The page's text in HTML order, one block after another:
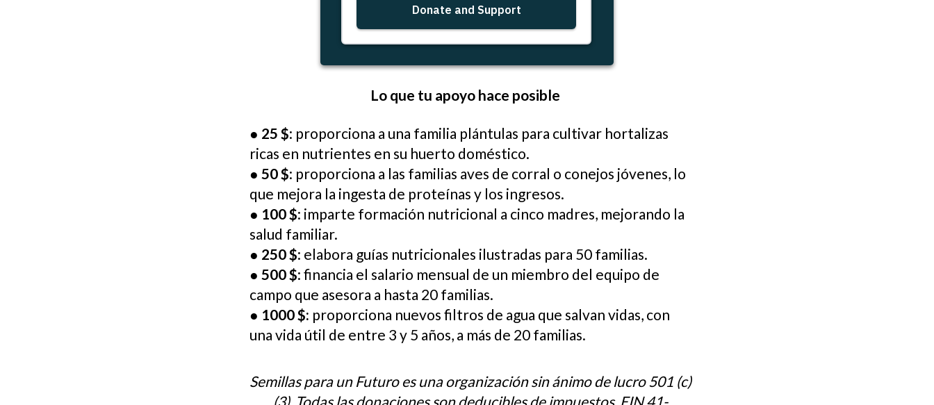
Lo que tu apoyo hace posible
● 25 $: proporciona a una familia plántulas para cultivar hortalizas
ricas en nutrientes en su huerto doméstico.
● 50 $: proporciona a las familias aves de corral o conejos jóvenes, lo
que mejora la ingesta de proteínas y los ingresos.
● 100 $: imparte formación nutricional a cinco madres, mejorando la
salud familiar.
● 250 $: elabora guías nutricionales ilustradas para 50 familias.
● 500 $: financia el salario mensual de un miembro del equipo de
campo que asesora a hasta 20 familias.
● 1000 $: proporciona nuevos filtros de agua que salvan vidas, con
una vida útil de entre 3 y 5 años, a más de 20 familias.
Semillas para un Futuro es una organización sin ánimo de lucro 501 (c)
(3). Todas las donaciones son deducibles de impuestos. EIN 41-